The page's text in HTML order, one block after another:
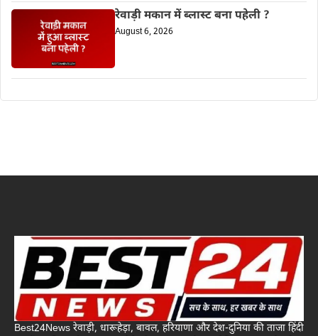
रेवाड़ी मकान में ब्लास्ट बना पहेली ?
August 6, 2026
Best24News रेवाड़ी, धारूहेड़ा, बावल, हरियाणा और देश-दुनिया की ताजा हिंदी